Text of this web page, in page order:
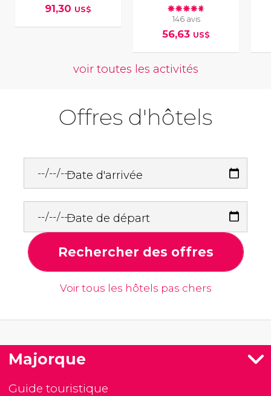
91,30 US$
146 avis
56,63 US$
voir toutes les activités
Offres d'hôtels
Date d'arrivée
Date de départ
Rechercher des offres
Voir tous les hôtels pas chers
Majorque
Guide touristique